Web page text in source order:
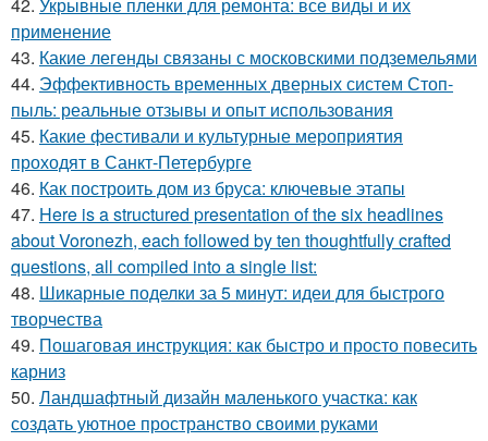
применение
43. Какие легенды связаны с московскими подземельями
44. Эффективность временных дверных систем Стоп-
пыль: реальные отзывы и опыт использования
45. Какие фестивали и культурные мероприятия
проходят в Санкт-Петербурге
46. Как построить дом из бруса: ключевые этапы
47. Here is a structured presentation of the six headlines
about Voronezh, each followed by ten thoughtfully crafted
questions, all compiled into a single list:
48. Шикарные поделки за 5 минут: идеи для быстрого
творчества
49. Пошаговая инструкция: как быстро и просто повесить
карниз
50. Ландшафтный дизайн маленького участка: как
создать уютное пространство своими руками